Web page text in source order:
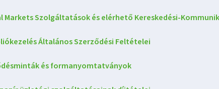
Markets Szolgáltatások és elérhető Kereskedési-
Általános Szerződési Feltételei
és formanyomtatványok